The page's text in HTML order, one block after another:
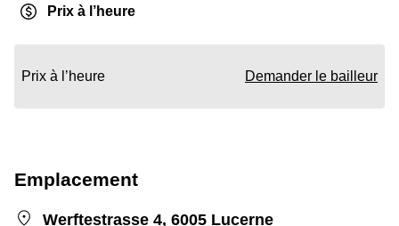
Prix à l’heure
Prix à l’heure Demander le bailleur
Emplacement
Werftestrasse 4, 6005 Lucerne